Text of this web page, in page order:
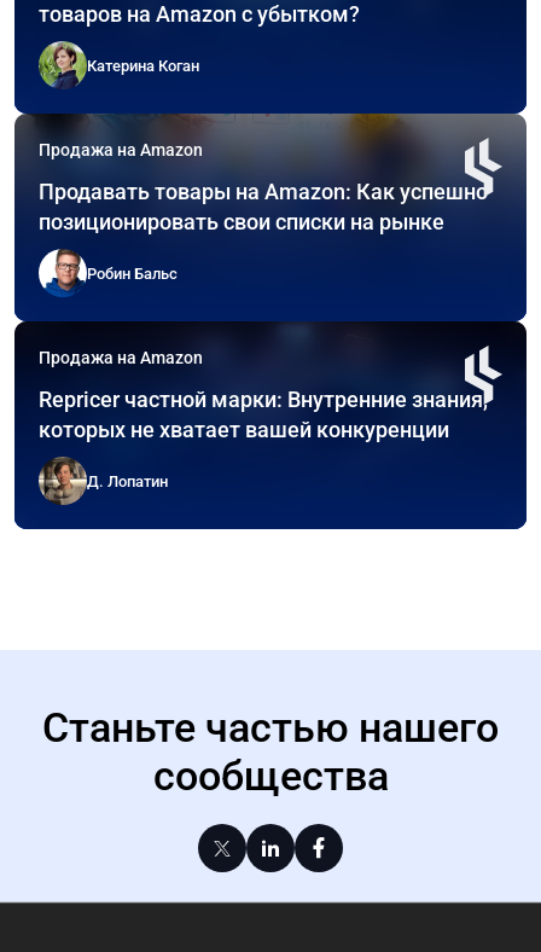
товаров на Amazon с убытком?
Катерина Коган
Продажа на Amazon
Продавать товары на Amazon: Как успешно
позиционировать свои списки на рынке
Робин Бальс
Продажа на Amazon
Repricer частной марки: Внутренние знания,
которых не хватает вашей конкуренции
Д. Лопатин
Станьте частью нашего
сообщества